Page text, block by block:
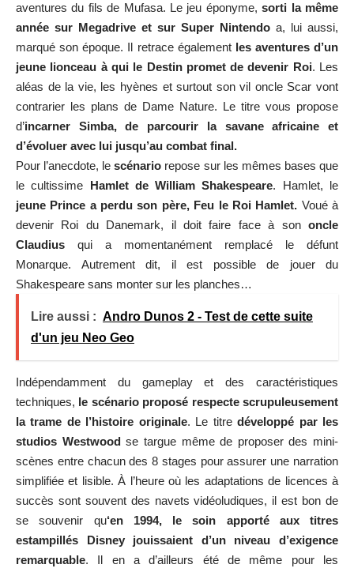
aventures du fils de Mufasa. Le jeu éponyme,sorti la même
année sur Megadrive et sur Super Nintendo a, lui aussi,
marqué son époque. Il retrace également les aventures d’un
jeune lionceau à qui le Destin promet de devenir Roi. Les
aléas de la vie, les hyènes et surtout son vil oncle Scar vont
contrarier les plans de Dame Nature. Le titre vous propose
d’incarner Simba, de parcourir la savane africaine et
d’évoluer avec lui jusqu’au combat final.
Pour l’anecdote, lescénario repose sur les mêmes bases que
le cultissime Hamlet de William Shakespeare. Hamlet, le
jeune Prince a perdu son père, Feu le Roi Hamlet. Voué à
devenir Roi du Danemark, il doit faire face à son oncle
Claudius qui a momentanément remplacé le défunt
Monarque. Autrement dit, il est possible de jouer du
Shakespeare sans monter sur les planches…
Lire aussi : Andro Dunos 2 - Test de cette suite
d'un jeu Neo Geo
Indépendamment du gameplay et des caractéristiques
techniques, le scénario proposé respecte scrupuleusement
la trame de l’histoire originale. Le titredéveloppé par les
studios Westwoodse targue même de proposer des mini-
scènes entre chacun des 8 stages pour assurer une narration
simplifiée et lisible. À l’heure où les adaptations de licences à
succès sont souvent des navets vidéoludiques, il est bon de
se souvenir qu‘en 1994, le soin apporté aux titres
estampillés Disney jouissaient d’un niveau d’exigence
remarquable. Il en a d’ailleurs été de même pour les